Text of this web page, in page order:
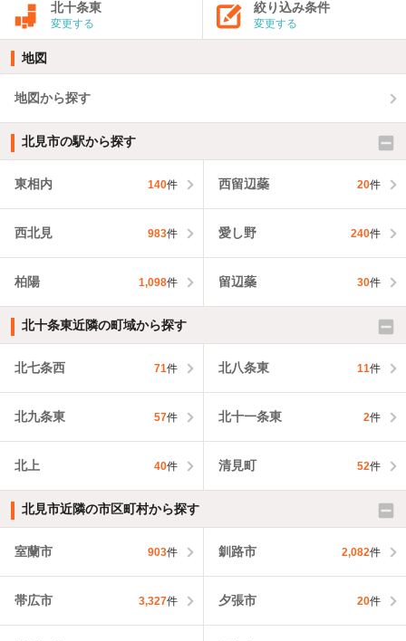
北十条東
変更する
絞り込み条件
変更する
地図
地図から探す
北見市の駅から探す
東相内 140件 西留辺蘂 20件
西北見 983件 愛し野 240件
柏陽 1,098件 留辺蘂 30件
北十条東近隣の町域から探す
北七条西 71件 北八条東 11件
北九条東 57件 北十一条東 2件
北上 40件 清見町 52件
北見市近隣の市区町村から探す
室蘭市 903件 釧路市 2,082件
帯広市 3,327件 夕張市 20件